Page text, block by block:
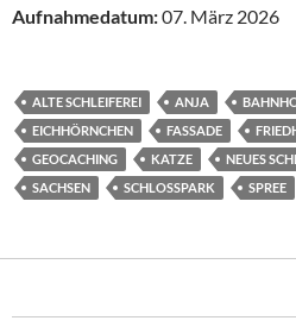
Aufnahmedatum:07. März 2026
ALTE SCHLEIFEREI ANJA
EICHHÖRNCHEN
FASSADE
GEOCACHING
KATZE NEUES
SACHSEN
SCHLOSSPARK SPREE